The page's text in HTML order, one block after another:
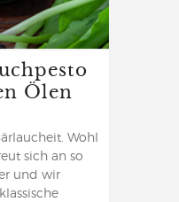
Ölen
Wohl
sich an so
und wir